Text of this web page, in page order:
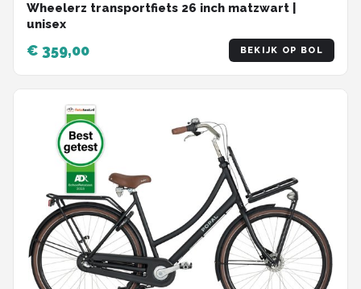
Wheelerz transportfiets 26 inch matzwart |
unisex
€ 359,00 BEKIJK OP BOL